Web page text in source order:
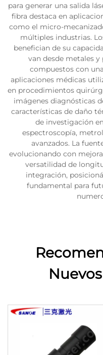
para generar una salida
fibra destaca en
como el micro-
múltiples industrias.
benefician de su
van desde metales
compuestos con
aplicaciones médicas
en procedimientos
imágenes diagnósticas
características de daño
de investigación
espectroscopía,
avanzados. La
evolucionando con
versatilidad de
integración,
fundamental para